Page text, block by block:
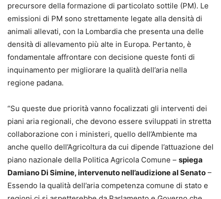
precursore della formazione di particolato sottile (PM). Le
emissioni di PM sono strettamente legate alla densità di
animali allevati, con la Lombardia che presenta una delle
densità di allevamento più alte in Europa. Pertanto, è
fondamentale affrontare con decisione queste fonti di
inquinamento per migliorare la qualità dell’aria nella
regione padana.
“Su queste due priorità vanno focalizzati gli interventi dei
piani aria regionali, che devono essere sviluppati in stretta
collaborazione con i ministeri, quello dell’Ambiente ma
anche quello dell’Agricoltura da cui dipende l’attuazione del
piano nazionale della Politica Agricola Comune – spiega
Damiano Di Simine, intervenuto nell’audizione al Senato –
Essendo la qualità dell’aria competenza comune di stato e